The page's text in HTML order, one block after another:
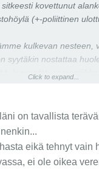
kovettunut
(+-poliittinen
kulkevan nesteen,
syytäkin nostattaa
kypsyyttä,
koon arvioinnin,
jos toisin, siniverinen oisin
on
Click to expand...
on tavallista
eikä tehnyt vain
ei ole oikea